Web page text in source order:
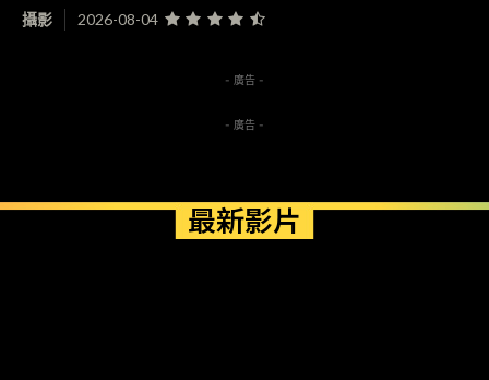
攝影 2026-08-04
- 廣告 -
- 廣告 -
最新影片